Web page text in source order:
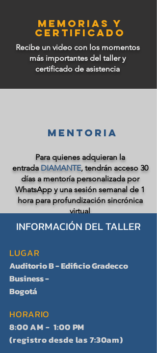
MEMORIAS Y
CERTIFICADO
Recibe un video con los momentos
más importantes del taller y
certificado de asistencia
me ntoria
Para quienes adquieran la
entrada DIAMANTE, tendrán acceso 30
días a mentoría personalizada por
WhatsApp y una sesión semanal de 1
hora para profundización sincrónica
virtual
INFORMACIÓN DEL TALLER
LUGAR
Auditorio B - Edificio Gradecco
Business -
Bogotá
HORARIO
8:00 AM - 1:00 PM
(registro desde las 7:30am)